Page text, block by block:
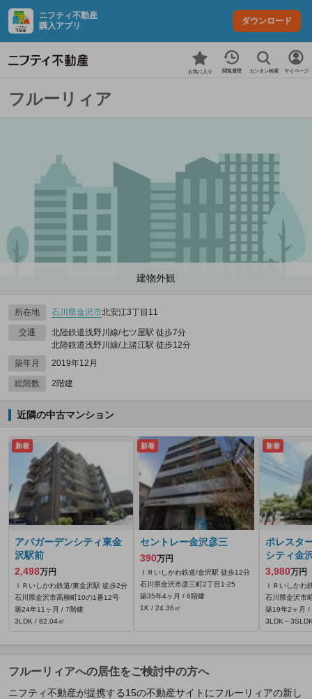
ニフティ不動産
購入アプリ
ダウンロード
お気に入り 閲覧履歴 カンタン検索 マイページ
フルーリィア
建物外観
所在地 石川県金沢市北安江3丁目11
交通
北陸鉄道浅野川線/七ツ屋駅 徒歩7分
北陸鉄道浅野川線/上諸江駅 徒歩12分
築年月
2019年12月
総階数 2階建
近隣の中古マンション
新着
アパガーデンシティ東金
沢駅前
2,498万円
ＩＲいしかわ鉄道/東金沢駅 徒歩2分
石川県金沢市高柳町10の1番12号
築24年11ヶ月 / 7階建
3LDK / 82.04㎡
新着
セントレー金沢彦三
390万円
ＩＲいしかわ鉄道/金沢駅 徒歩12分
石川県金沢市彦三町2丁目1-25
築35年4ヶ月 / 6階建
1K / 24.36㎡
新着
ポレスタ
シティ金
3,980万円
ＩＲいしかわ
石川県金沢市
築19年2ヶ月 /
3LDK～
フルーリィアへの居住をご検討中の方へ
ニフティ不動産が提携する15の不動産サイトにフルーリィアの新し